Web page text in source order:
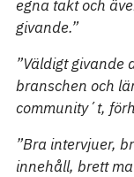
egna takt och
givande.”
”Väldigt givande
branschen och
community´t,
”Bra intervjuer,
innehåll, brett